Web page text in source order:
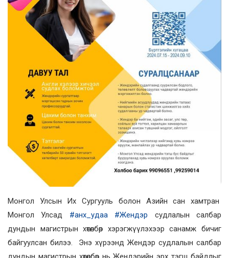
Монгол Улсын Их Сургууль болон Азийн сан хамтран
Монгол Улсад #анх_удаа #Жендэр судлалын салбар
дундын магистрын хөтөлбөр хэрэгжүүлэхээр санамж бичиг
байгуулсан билээ. Энэ хүрээнд Жендэр судлалын салбар